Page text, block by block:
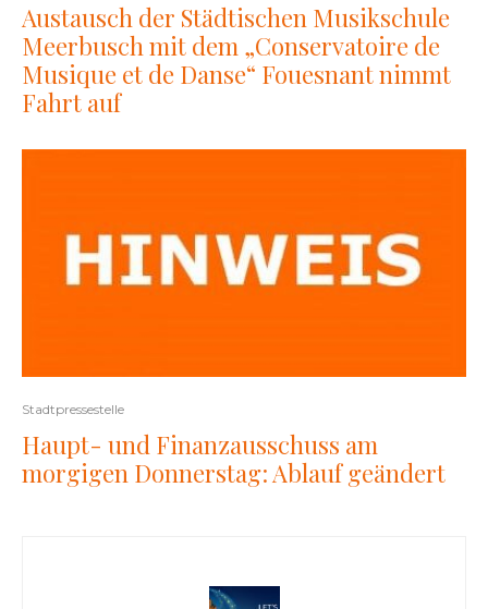
Austausch der Städtischen Musikschule
Meerbusch mit dem „Conservatoire de
Musique et de Danse“ Fouesnant nimmt
Fahrt auf
Stadtpressestelle
Haupt- und Finanzausschuss am
morgigen Donnerstag: Ablauf geändert